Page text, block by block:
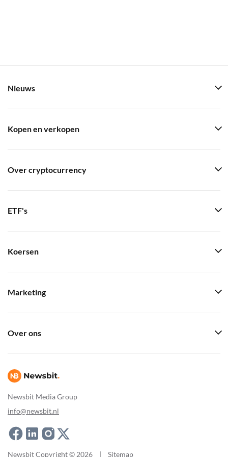
Newsbit Media Group
info@newsbit.nl
Nieuws
Kopen en verkopen
Over cryptocurrency
ETF's
Koersen
Marketing
Over ons
Newsbit Copyright © 2026 | Sitemap